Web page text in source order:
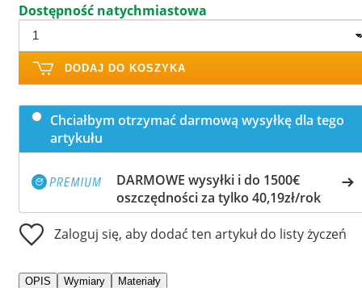
Dostępność natychmiastowa
DODAJ DO KOSZYKA
Chciałbym otrzymać darmową wysyłkę dla tego
artykułu
DARMOWE wysyłki i do 1500€
oszczędności za tylko 40,19zł/rok
Zaloguj się, aby dodać ten artykuł do listy życzeń
OPIS Wymiary Materiały